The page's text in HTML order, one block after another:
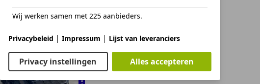
Q4 SPORTBACK SPB S-LINE SLINE 21" PELLE B&O
€ 68.900
Wij werken samen met 225 aanbieders.
Privacybeleid | Impressum | Lijst van leveranciers
Privacy instellingen Alles accepteren